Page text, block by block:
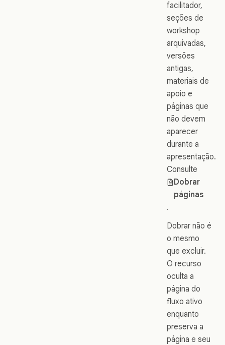
facilitador,
seções de
workshop
arquivadas,
versões
antigas,
materiais de
apoio e
páginas que
não devem
aparecer
durante a
apresentação.
Consulte
Dobrar
páginas
.
Dobrar não é
o mesmo
que excluir.
O recurso
oculta a
página do
fluxo ativo
enquanto
preserva a
página e seu